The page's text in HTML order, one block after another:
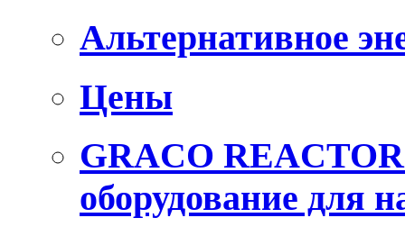
Альтернативное
Цены
GRACO
оборудование для